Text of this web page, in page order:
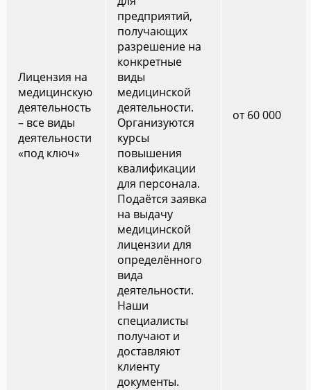
Лицензия на
медицинскую
деятельность
– все виды
деятельности
«под ключ»
предприятий,
получающих
разрешение на
конкретные
виды
медицинской
деятельности.
Организуются
курсы
повышения
квалификации
для персонала.
Подаётся заявка
на выдачу
медицинской
лицензии для
определённого
вида
деятельности.
Наши
специалисты
получают и
доставляют
клиенту
документы.
от 60 000